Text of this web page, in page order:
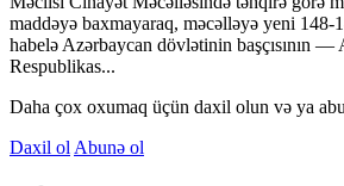
maddəyə baxmayaraq, məcəlləyə yeni 148-
habelə Azərbaycan dövlətinin başçısının —
Respublikas...
Daha çox oxumaq üçün daxil olun və ya
Daxil ol Abunə ol